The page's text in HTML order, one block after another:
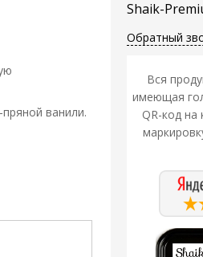
Shaik-
Обратный
Вся
имеющая
QR-код
ванили.